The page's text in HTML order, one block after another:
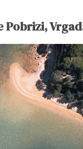
Pobrizi,